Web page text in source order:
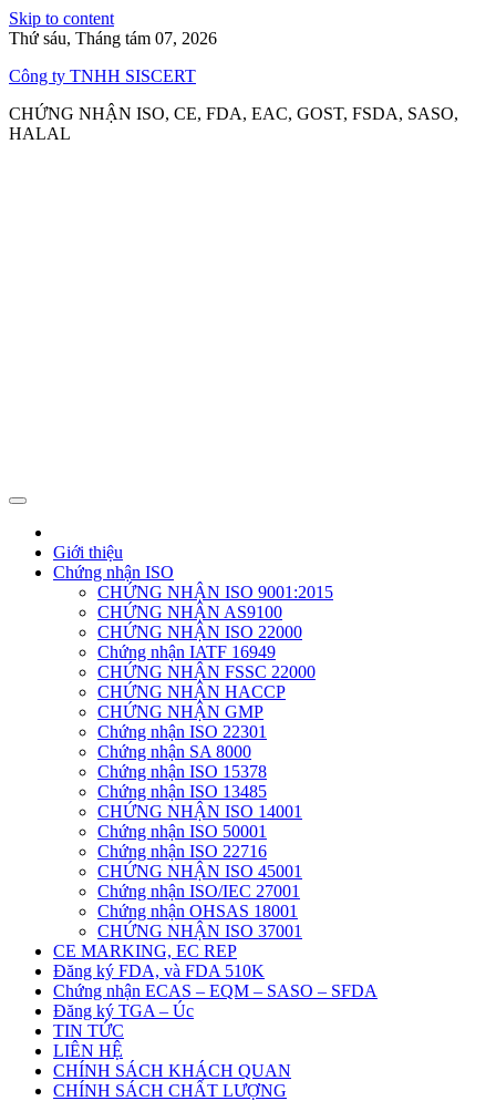
Skip to content
Thứ sáu, Tháng tám 07, 2026
Công ty TNHH SISCERT
CHỨNG NHẬN ISO, CE, FDA, EAC, GOST, FSDA, SASO,
HALAL
Giới thiệu
Chứng nhận ISO
CHỨNG NHẬN ISO 9001:2015
CHỨNG NHẬN AS9100
CHỨNG NHẬN ISO 22000
Chứng nhận IATF 16949
CHỨNG NHẬN FSSC 22000
CHỨNG NHẬN HACCP
CHỨNG NHẬN GMP
Chứng nhận ISO 22301
Chứng nhận SA 8000
Chứng nhận ISO 15378
Chứng nhận ISO 13485
CHỨNG NHẬN ISO 14001
Chứng nhận ISO 50001
Chứng nhận ISO 22716
CHỨNG NHẬN ISO 45001
Chứng nhận ISO/IEC 27001
Chứng nhận OHSAS 18001
CHỨNG NHẬN ISO 37001
CE MARKING, EC REP
Đăng ký FDA, và FDA 510K
Chứng nhận ECAS – EQM – SASO – SFDA
Đăng ký TGA – Úc
TIN TỨC
LIÊN HỆ
CHÍNH SÁCH KHÁCH QUAN
CHÍNH SÁCH CHẤT LƯỢNG